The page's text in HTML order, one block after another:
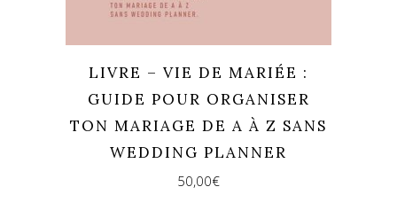
LIVRE – VIE DE MARIÉE :
GUIDE POUR ORGANISER
TON MARIAGE DE A À Z SANS
WEDDING PLANNER
50,00€